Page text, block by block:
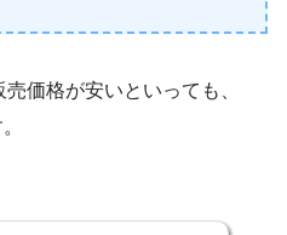
価格が安いといっても、